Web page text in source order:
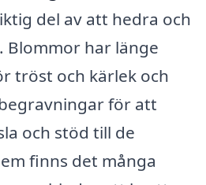
del av att hedra och
Blommor har länge
tröst och kärlek och
för att
och stöd till de
finns det många